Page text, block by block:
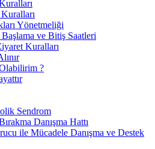
Yönetmeliği
ve Bitiş Saatleri
Kuralları
?
Sendrom
Danışma Hattı
ile Mücadele Danışma ve Destek